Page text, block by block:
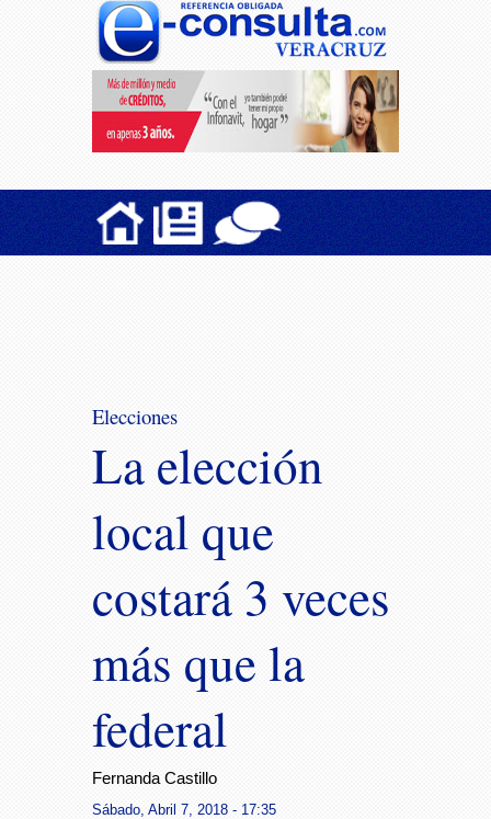
Elecciones
La elección
local que
costará 3 veces
más que la
federal
Fernanda Castillo
Sábado, Abril 7, 2018 - 17:35